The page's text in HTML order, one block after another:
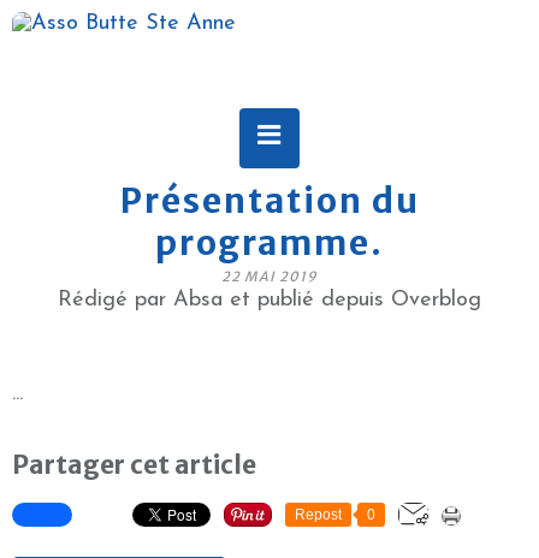
Présentation du
programme.
22 MAI 2019
Rédigé par Absa et publié depuis Overblog
...
Partager cet article
Repost 0